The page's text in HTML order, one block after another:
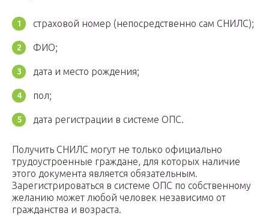
страховой номер (непосредственно сам СНИЛС);
ФИО;
дата и место рождения;
пол;
дата регистрации в системе ОПС.
Получить СНИЛС могут не только официально
трудоустроенные граждане, для которых наличие
этого документа является обязательным.
Зарегистрироваться в системе ОПС по собственному
желанию может любой человек независимо от
гражданства и возраста.